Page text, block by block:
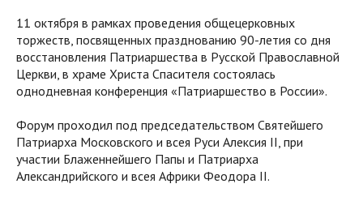
11 октября в рамках проведения общецерковных
торжеств, посвященных празднованию 90-летия со дня
восстановления Патриаршества в Русской Православной
Церкви, в храме Христа Спасителя состоялась
однодневная конференция «Патриаршество в России».
Форум проходил под председательством Святейшего
Патриарха Московского и всея Руси Алексия II, при
участии Блаженнейшего Папы и Патриарха
Александрийского и всея Африки Феодора II.